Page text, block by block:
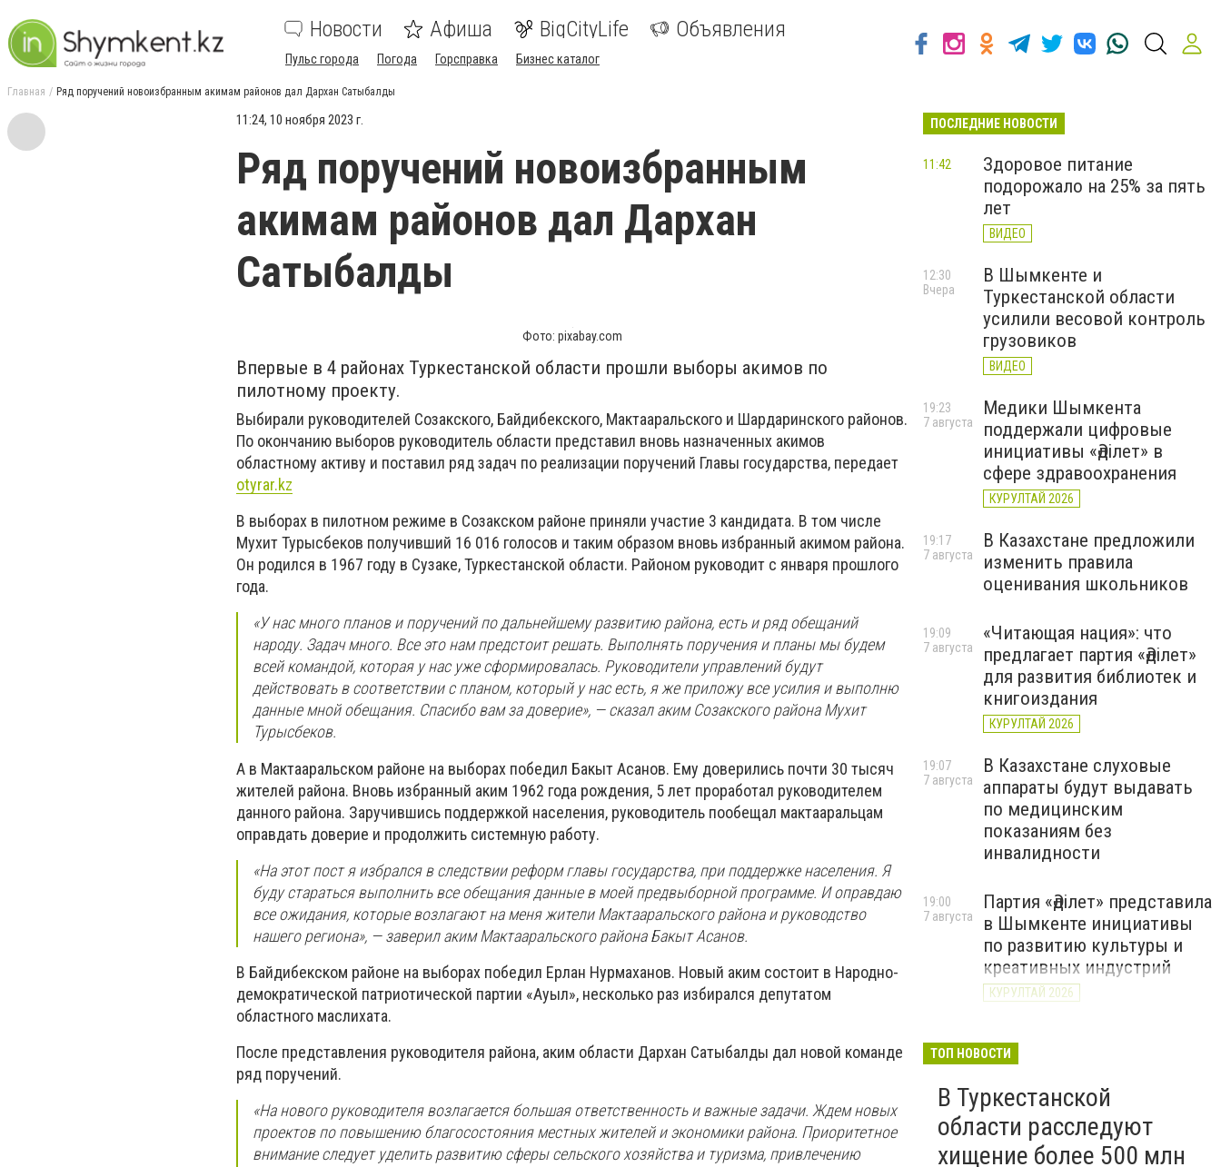
Новости Афиша BigCityLife Объявления
Пульс города Погода Горсправка Бизнес каталог
Главная Ряд поручений новоизбранным акимам районов дал Дархан Сатыбалды
11:24, 10 ноября 2023 г.
Ряд поручений новоизбранным
акимам районов дал Дархан
Сатыбалды
Фото: pixabay.com
Впервые в 4 районах Туркестанской области прошли выборы акимов по
пилотному проекту.
Выбирали руководителей Созакского, Байдибекского, Мактааральского и Шардаринского районов.
По окончанию выборов руководитель области представил вновь назначенных акимов
областному активу и поставил ряд задач по реализации поручений Главы государства, передает
otyrar.kz
В выборах в пилотном режиме в Созакском районе приняли участие 3 кандидата. В том числе
Мухит Турысбеков получивший 16 016 голосов и таким образом вновь избранный акимом района.
Он родился в 1967 году в Сузаке, Туркестанской области. Районом руководит с января прошлого
года.
«У нас много планов и поручений по дальнейшему развитию района, есть и ряд обещаний
народу. Задач много. Все это нам предстоит решать. Выполнять поручения и планы мы будем
всей командой, которая у нас уже сформировалась. Руководители управлений будут
действовать в соответствии с планом, который у нас есть, я же приложу все усилия и выполню
данные мной обещания. Спасибо вам за доверие», — сказал аким Созакского района Мухит
Турысбеков.
А в Мактааральском районе на выборах победил Бакыт Асанов. Ему доверились почти 30 тысяч
жителей района. Вновь избранный аким 1962 года рождения, 5 лет проработал руководителем
данного района. Заручившись поддержкой населения, руководитель пообещал мактааральцам
оправдать доверие и продолжить системную работу.
«На этот пост я избрался в следствии реформ главы государства, при поддержке населения. Я
буду стараться выполнить все обещания данные в моей предвыборной программе. И оправдаю
все ожидания, которые возлагают на меня жители Мактааральского района и руководство
нашего региона», — заверил аким Мактааральского района Бакыт Асанов.
В Байдибекском районе на выборах победил Ерлан Нурмаханов. Новый аким состоит в Народно-
демократической патриотической партии «Ауыл», несколько раз избирался депутатом
областного маслихата.
После представления руководителя района, аким области Дархан Сатыбалды дал новой команде
ряд поручений.
«На нового руководителя возлагается большая ответственность и важные задачи. Ждем новых
проектов по повышению благосостояния местных жителей и экономики района. Приоритетное
внимание следует уделить развитию сферы сельского хозяйства и туризма, привлечению
ПОСЛЕДНИЕ НОВОСТИ
Здоровое питание
подорожало на 25% за пять
лет
ВИДЕО
11:42
В Шымкенте и
Туркестанской области
усилили весовой контроль
грузовиков
ВИДЕО
12:30
Вчера
Медики Шымкента
поддержали цифровые
инициативы «Әділет» в
сфере здравоохранения
КУРУЛТАЙ 2026
19:23
7 августа
В Казахстане предложили
изменить правила
оценивания школьников
19:17
7 августа
«Читающая нация»: что
предлагает партия «Әділет»
для развития библиотек и
книгоиздания
КУРУЛТАЙ 2026
19:09
7 августа
В Казахстане слуховые
аппараты будут выдавать
по медицинским
показаниям без
инвалидности
19:07
7 августа
Партия «Әділет» представила
в Шымкенте инициативы
по развитию культуры и
креативных индустрий
КУРУЛТАЙ 2026
19:00
7 августа
продолжает семейную
четвертом поколении
ВИДЕО
7 августа
ТОП НОВОСТИ
В Туркестанской
области расследуют
хищение более 500 млн